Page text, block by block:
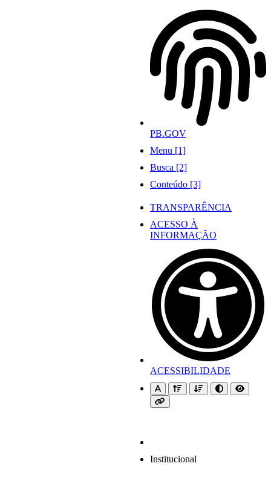
PB.GOV
Menu [1]
Busca [2]
Conteúdo [3]
TRANSPARÊNCIA
ACESSO À
INFORMAÇÃO
ACESSIBILIDADE
Institucional